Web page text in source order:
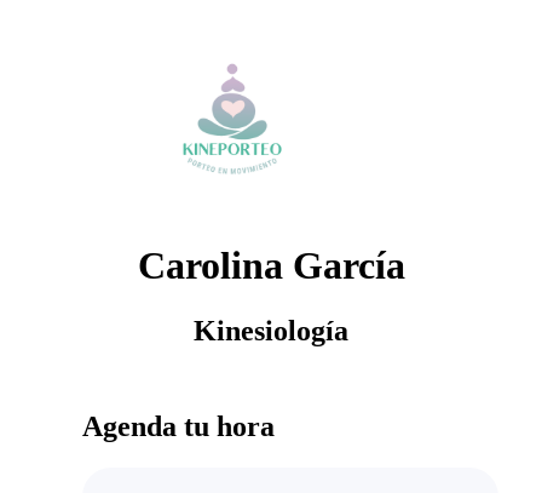
Carolina García
Kinesiología
Agenda tu hora